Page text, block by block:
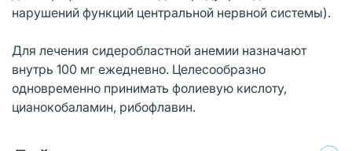
нарушений функций центральной нервной системы).
Для лечения сидеробластной анемии назначают
внутрь 100 мг ежедневно. Целесообразно
одновременно принимать фолиевую кислоту,
цианокобаламин, рибофлавин.